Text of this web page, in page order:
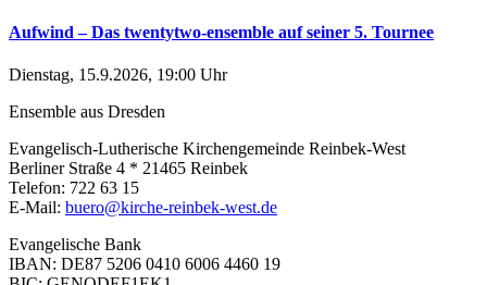
Aufwind – Das twentytwo-ensemble auf seiner 5. Tournee
Dienstag, 15.9.2026, 19:00 Uhr
Ensemble aus Dresden
Evangelisch-Lutherische Kirchengemeinde Reinbek-West
Berliner Straße 4 * 21465 Reinbek
Telefon: 722 63 15
E-Mail: buero@kirche-reinbek-west.de
Evangelische Bank
IBAN: DE87 5206 0410 6006 4460 19